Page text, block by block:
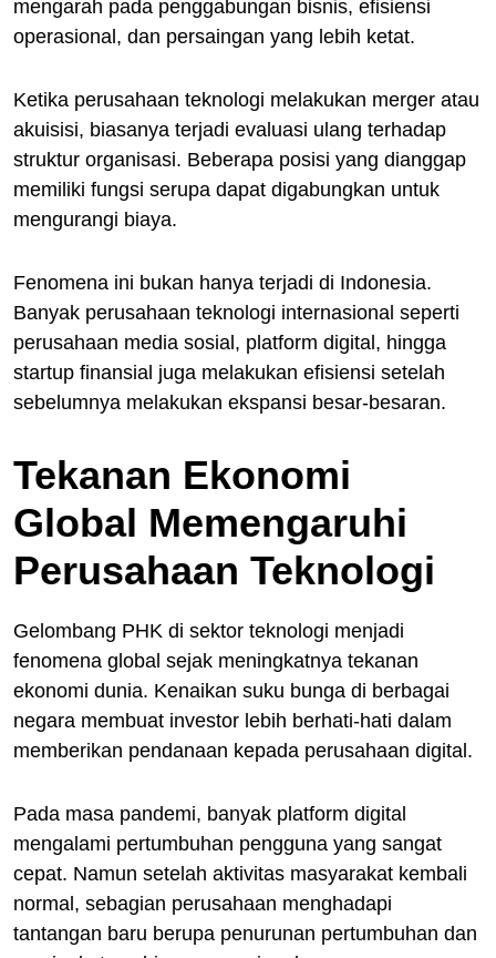
mengarah pada penggabungan bisnis, efisiensi
operasional, dan persaingan yang lebih ketat.
Ketika perusahaan teknologi melakukan merger atau
akuisisi, biasanya terjadi evaluasi ulang terhadap
struktur organisasi. Beberapa posisi yang dianggap
memiliki fungsi serupa dapat digabungkan untuk
mengurangi biaya.
Fenomena ini bukan hanya terjadi di Indonesia.
Banyak perusahaan teknologi internasional seperti
perusahaan media sosial, platform digital, hingga
startup finansial juga melakukan efisiensi setelah
sebelumnya melakukan ekspansi besar-besaran.
Tekanan Ekonomi
Global Memengaruhi
Perusahaan Teknologi
Gelombang PHK di sektor teknologi menjadi
fenomena global sejak meningkatnya tekanan
ekonomi dunia. Kenaikan suku bunga di berbagai
negara membuat investor lebih berhati-hati dalam
memberikan pendanaan kepada perusahaan digital.
Pada masa pandemi, banyak platform digital
mengalami pertumbuhan pengguna yang sangat
cepat. Namun setelah aktivitas masyarakat kembali
normal, sebagian perusahaan menghadapi
tantangan baru berupa penurunan pertumbuhan dan